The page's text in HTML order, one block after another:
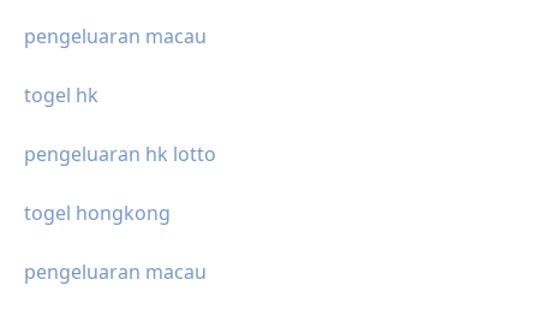
pengeluaran macau
togel hk
pengeluaran hk lotto
togel hongkong
pengeluaran macau